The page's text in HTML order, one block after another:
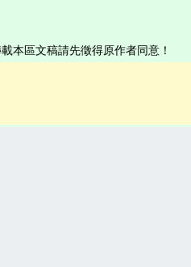
本區文稿請先徵得原作者同意！